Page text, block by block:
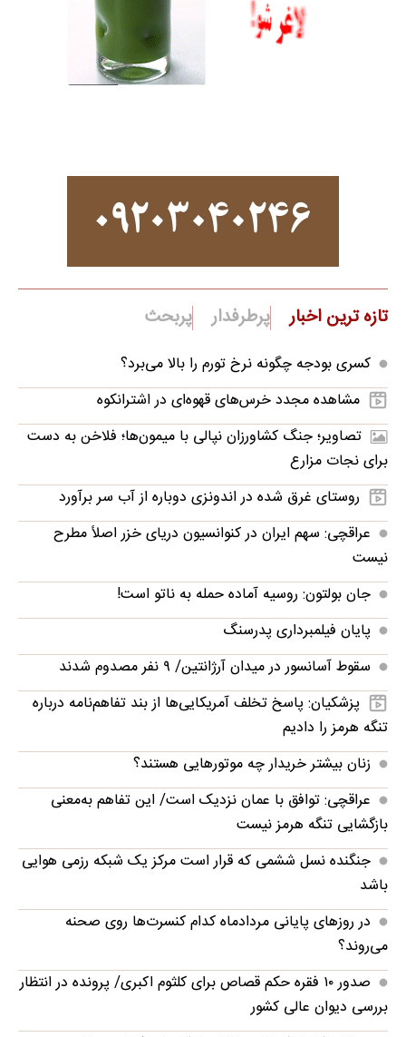
تازه ترین اخبار پرطرفدار پربحث
کسری بودجه چگونه نرخ تورم را بالا می‌برد؟
مشاهده مجدد خرس‌های قهوه‌ای در اشترانکوه
تصاویر؛ جنگ کشاورزان نپالی با میمون‌ها؛ فلاخن به دست
برای نجات مزارع
روستای غرق‌ شده در اندونزی دوباره از آب سر برآورد
عراقچی: سهم ایران در کنوانسیون دریای خزر اصلاً مطرح
نیست
جان بولتون: روسیه آماده حمله به ناتو است!
پایان فیلمبرداری پدرسنگ
سقوط آسانسور در میدان آرژانتین/ ۹ نفر مصدوم شدند
پزشکیان: پاسخ تخلف آمریکایی‌ها از بند تفاهم‌نامه درباره
تنگه هرمز را دادیم
زنان بیشتر خریدار چه موتورهایی هستند؟
عراقچی: توافق با عمان نزدیک است/ این تفاهم به‌معنی
بازگشایی تنگه هرمز نیست
جنگنده نسل ششمی که قرار است مرکز یک شبکه رزمی هوایی
باشد
در روزهای پایانی مردادماه کدام کنسرت‌ها روی صحنه
می‌روند؟
صدور ۱۰ فقره حکم قصاص برای کلثوم اکبری/ پرونده در انتظار
بررسی دیوان عالی کشور